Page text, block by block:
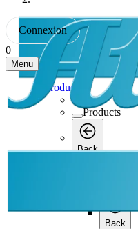
Connexion
0
Menu
Products
Products
Back
Back